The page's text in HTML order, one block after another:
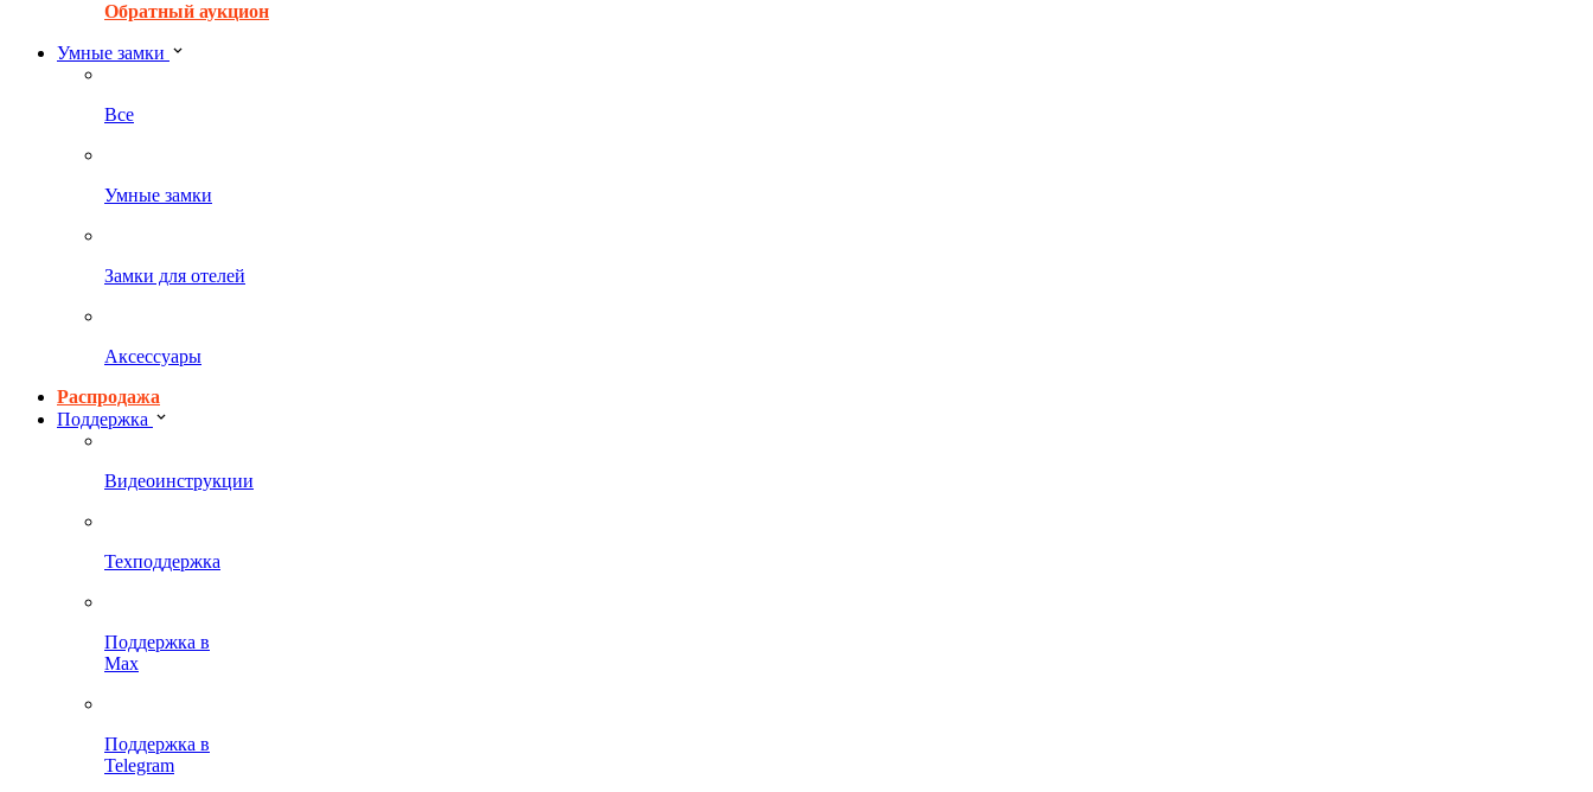
Обратный аукцион
Умные замки
Все
Умные замки
Замки для отелей
Аксессуары
Распродажа
Поддержка
Видеоинструкции
Техподдержка
Поддержка в
Max
Поддержка в
Telegram